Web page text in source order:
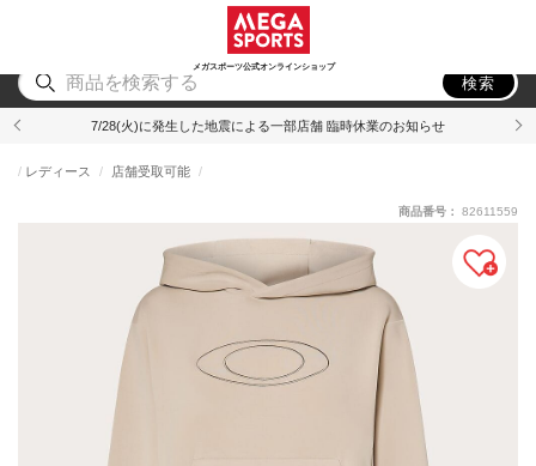
メガスポーツ公式オンラインショップ
アウトドア
検索
7/28(火)に発生した地震による一部店舗 臨時休業のお知らせ
レディース 店舗受取可能
商品番号： 82611559